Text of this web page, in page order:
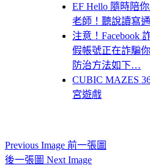
EF Hello 隨時陪
老師！聽說讀寫
注意！Facebook
假帳號正在詐騙
防治方法如下…
CUBIC MAZES
宮遊戲
Previous Image 前一張圖
後一張圖 Next Image